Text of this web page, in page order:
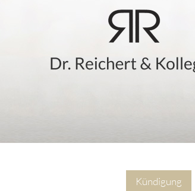
Kündigung